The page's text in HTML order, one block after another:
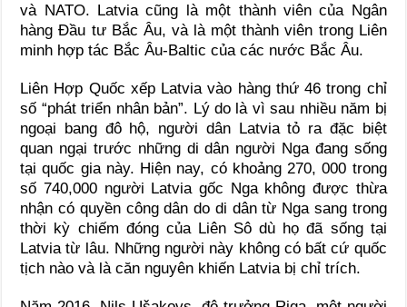
và NATO. Latvia cũng là một thành viên của Ngân
hàng Đầu tư Bắc Âu, và là một thành viên trong Liên
minh hợp tác Bắc Âu-Baltic của các nước Bắc Âu.
Liên Hợp Quốc xếp Latvia vào hàng thứ 46 trong chỉ
số “phát triển nhân bản”. Lý do là vì sau nhiều năm bị
ngoại bang đô hộ, người dân Latvia tỏ ra đặc biệt
quan ngại trước những di dân người Nga đang sống
tại quốc gia này. Hiện nay, có khoảng 270, 000 trong
số 740,000 người Latvia gốc Nga không được thừa
nhận có quyền công dân do di dân từ Nga sang trong
thời kỳ chiếm đóng của Liên Sô dù họ đã sống tại
Latvia từ lâu. Những người này không có bất cứ quốc
tịch nào và là căn nguyên khiến Latvia bị chỉ trích.